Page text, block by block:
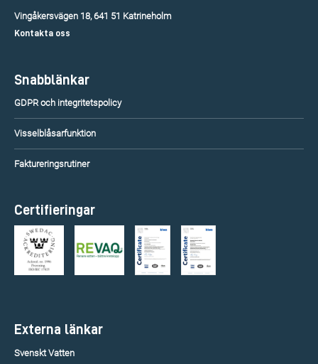
Vingåkersvägen 18, 641 51 Katrineholm
Kontakta oss
Snabblänkar
GDPR och integritetspolicy
Visselblåsarfunktion
Faktureringsrutiner
Certifieringar
Externa länkar
Svenskt Vatten